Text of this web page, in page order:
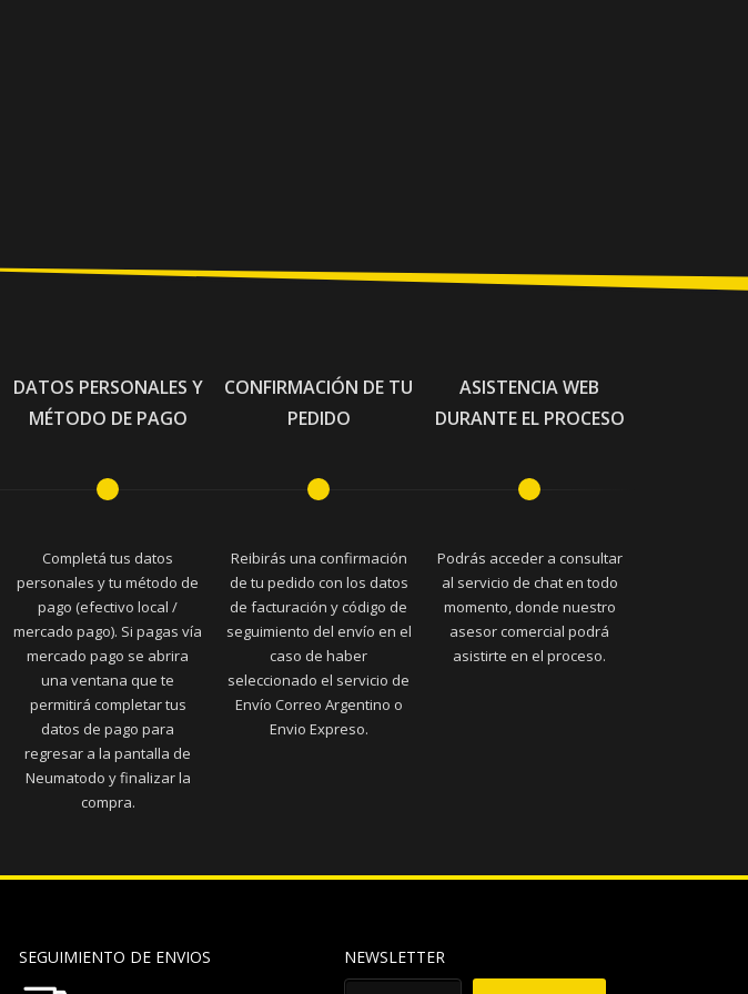
DATOS PERSONALES Y
MÉTODO DE PAGO
Completá tus datos
personales y tu método de
pago (efectivo local /
mercado pago). Si pagas vía
mercado pago se abrira
una ventana que te
permitirá completar tus
datos de pago para
regresar a la pantalla de
Neumatodo y finalizar la
compra.
CONFIRMACIÓN DE TU
PEDIDO
Reibirás una confirmación
de tu pedido con los datos
de facturación y código de
seguimiento del envío en el
caso de haber
seleccionado el servicio de
Envío Correo Argentino o
Envio Expreso.
ASISTENCIA WEB
DURANTE EL PROCESO
Podrás acceder a consultar
al servicio de chat en todo
momento, donde nuestro
asesor comercial podrá
asistirte en el proceso.
SEGUIMIENTO DE ENVIOS NEWSLETTER